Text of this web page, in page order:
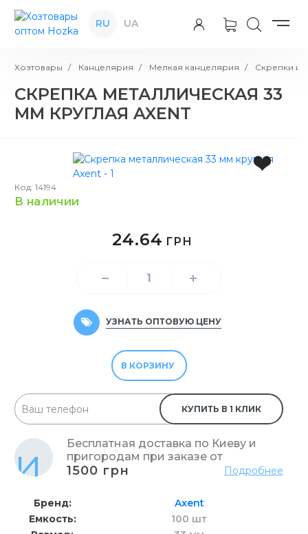
RU UA
Хозтовары Канцелярия Мелкая канцелярия Скрепки и
СКРЕПКА МЕТАЛЛИЧЕСКАЯ 33
ММ КРУГЛАЯ AXENT
Код: 14194
в наличии
24.64 ГРН
УЗНАТЬ ОПТОВУЮ ЦЕНУ
В КОРЗИНУ
КУПИТЬ В 1 КЛИК
Бесплатная доставка по Киеву и
пригородам при заказе от
1500 грн Подробнее
Бренд
Axent
Емкость
100 шт